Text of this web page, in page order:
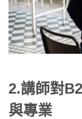
2.講師對
與專業